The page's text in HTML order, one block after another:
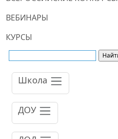
ВЕБИНАРЫ
КУРСЫ
Школа
ДОУ